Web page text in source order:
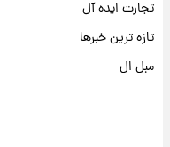
تجارت ایده آل
تازه ترین خبرها
مبل ال